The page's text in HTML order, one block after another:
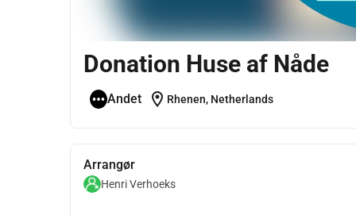
Donation Huse af Nåde
Andet location_on Rhenen, Netherlands
Arrangør
Henri Verhoeks